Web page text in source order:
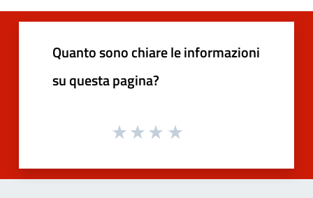
Quanto sono chiare le informazioni
su questa pagina?